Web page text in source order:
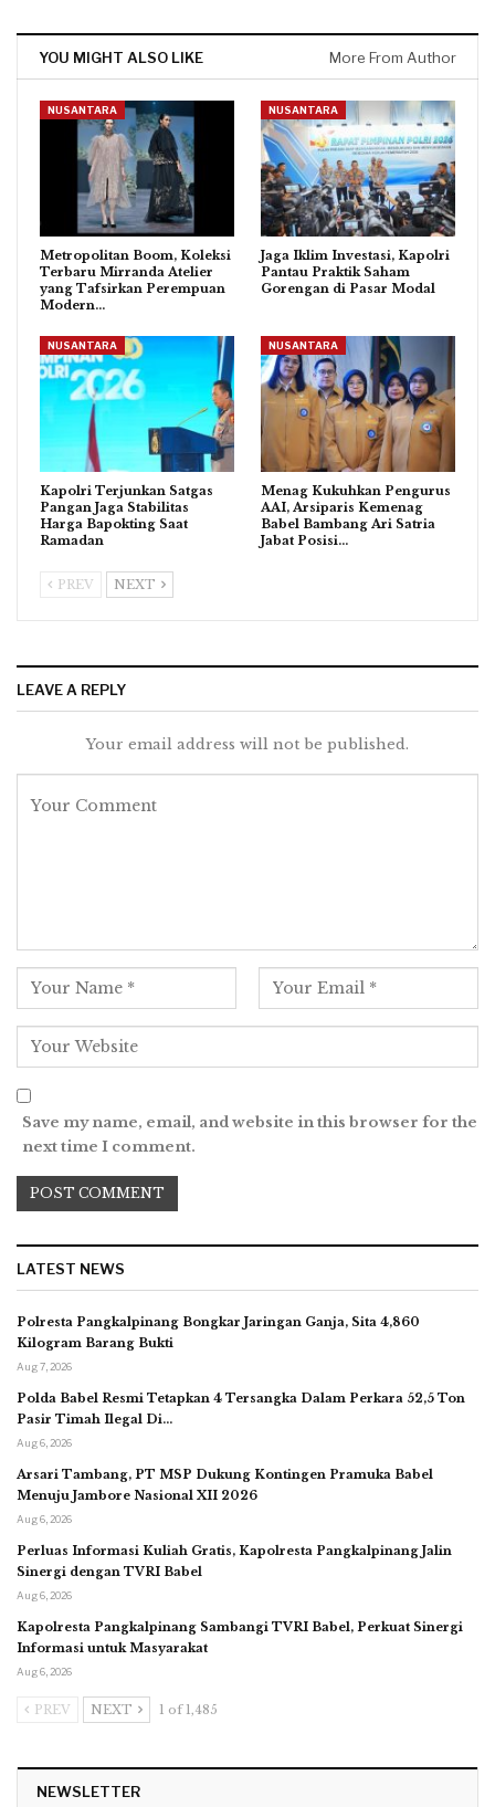
YOU MIGHT ALSO LIKE More From Author
NUSANTARA
Metropolitan Boom, Koleksi
Terbaru Mirranda Atelier
yang Tafsirkan Perempuan
Modern…
NUSANTARA
Jaga Iklim Investasi, Kapolri
Pantau Praktik Saham
Gorengan di Pasar Modal
NUSANTARA
Kapolri Terjunkan Satgas
Pangan Jaga Stabilitas
Harga Bapokting Saat
Ramadan
NUSANTARA
Menag Kukuhkan Pengurus
AAI, Arsiparis Kemenag
Babel Bambang Ari Satria
Jabat Posisi…
PREV NEXT
LEAVE A REPLY
Your email address will not be published.
Save my name, email, and website in this browser for the
next time I comment.
LATEST NEWS
Polresta Pangkalpinang Bongkar Jaringan Ganja, Sita 4,860
Kilogram Barang Bukti
Aug 7, 2026
Polda Babel Resmi Tetapkan 4 Tersangka Dalam Perkara 52,5 Ton
Pasir Timah Ilegal Di…
Aug 6, 2026
Arsari Tambang, PT MSP Dukung Kontingen Pramuka Babel
Menuju Jambore Nasional XII 2026
Aug 6, 2026
Perluas Informasi Kuliah Gratis, Kapolresta Pangkalpinang Jalin
Sinergi dengan TVRI Babel
Aug 6, 2026
Kapolresta Pangkalpinang Sambangi TVRI Babel, Perkuat Sinergi
Informasi untuk Masyarakat
Aug 6, 2026
PREV NEXT 1 of 1,485
NEWSLETTER